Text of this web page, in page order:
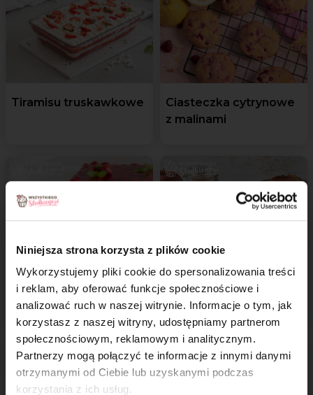
Niniejsza strona korzysta z plików cookie
Wykorzystujemy pliki cookie do spersonalizowania treści
i reklam, aby oferować funkcje społecznościowe i
analizować ruch w naszej witrynie. Informacje o tym, jak
korzystasz z naszej witryny, udostępniamy partnerom
społecznościowym, reklamowym i analitycznym.
Partnerzy mogą połączyć te informacje z innymi danymi
otrzymanymi od Ciebie lub uzyskanymi podczas
korzystania z ich usług.
Tiramisu truskawkowe
Ciasteczka cytrynowe
z malinami
Biszkopt z galaretką
i truskawkami
Zapiekane jabłka
crème brûlée
Nowy
×